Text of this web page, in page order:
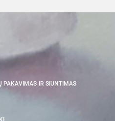
PAKAVIMAS IR SIUNTIMAS